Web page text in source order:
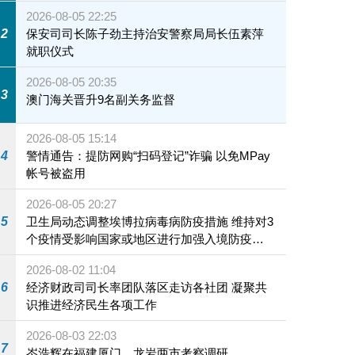
2
2026-08-05 22:25
保安司司长陈子劲主持治安警察局局长伍素萍
就职仪式
3
2026-08-05 20:35
澳门海关晋升9名副关务监督
4
2026-08-05 15:14
警情通告：提防网购“扫码登记”诈骗 以免MPay
帐号被盗用
5
2026-08-05 20:27
卫生局动态调整埃博拉病毒病防疫措施 维持对3
个疫情受影响国家或地区进行加强入境防疫措
施
6
2026-08-02 11:04
经济财政司司长率团队落区走访各社团 凝聚共
识推进经济民生各项工作
7
2026-08-03 22:03